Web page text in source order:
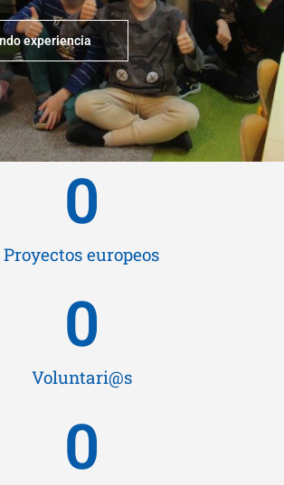
experiencia
Proyectos europeos
0
Voluntari@s
0
0